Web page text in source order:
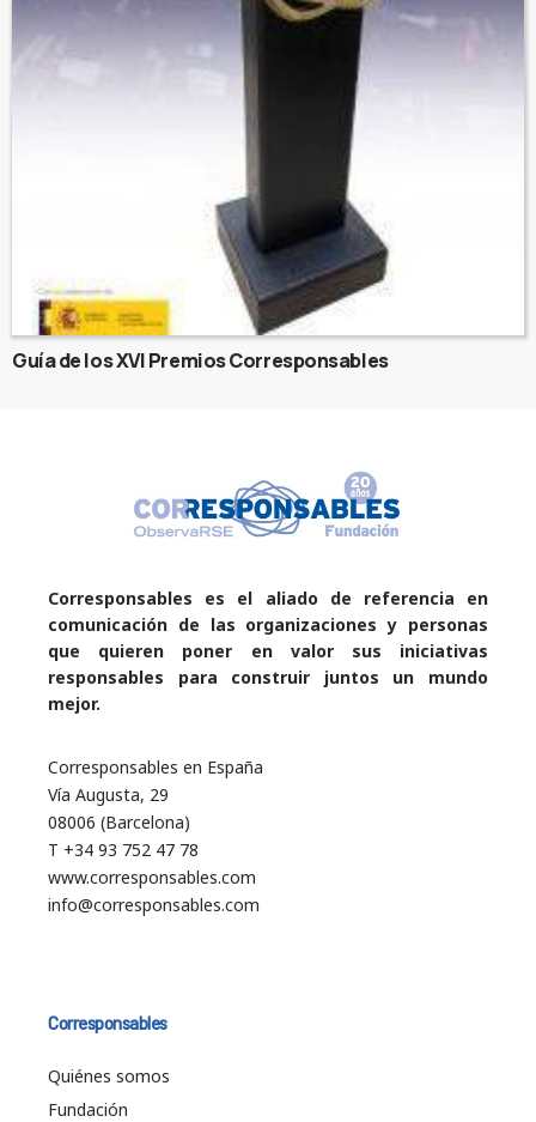
Guía de los XVI Premios Corresponsables
Corresponsables es el aliado de referencia en
comunicación de las organizaciones y personas
que quieren poner en valor sus iniciativas
responsables para construir juntos un mundo
mejor.
Corresponsables en España
Vía Augusta, 29
08006 (Barcelona)
T +34 93 752 47 78
www.corresponsables.com
info@corresponsables.com
Corresponsables
Quiénes somos
Fundación